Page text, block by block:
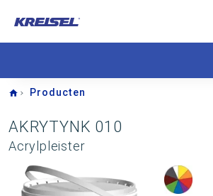
Home
Producten
AKRYTYNK 010
Acrylpleister